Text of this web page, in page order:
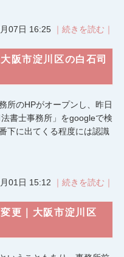
07日 16:25 ｜続きを読む｜
阪市淀川区の白石司
所のHPがオープンし、昨日
書士事務所」をgoogleで検
下に出てくる程度には認識
01日 15:12 ｜続きを読む｜
更｜大阪市淀川区